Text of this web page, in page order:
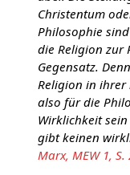
Christentum
Philosophie
die Religion zur
Gegensatz.
Religion in ihrer
also für die
Wirklichkeit
gibt keinen
Marx, MEW 1, S.